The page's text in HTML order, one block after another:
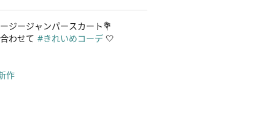
ジージャンパースカート💐
わせて #きれいめコーデ 🤍
作